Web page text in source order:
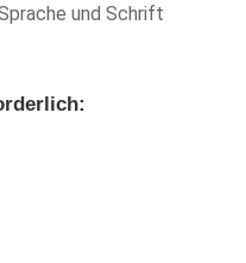
und Schrift